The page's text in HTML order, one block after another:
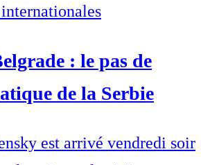
: le pas de
de la Serbie
est arrivé vendredi soir